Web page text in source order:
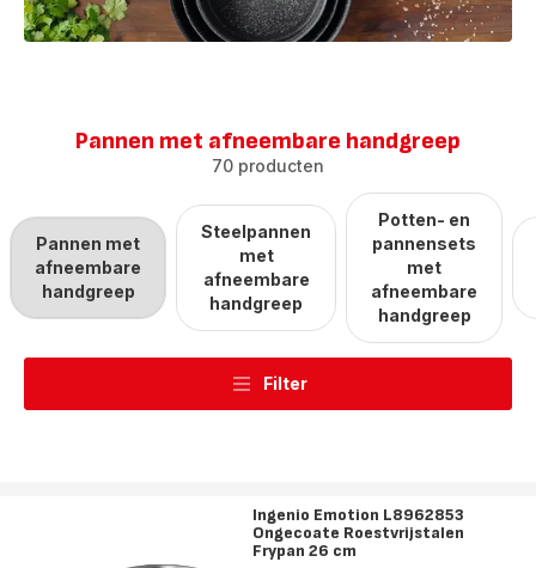
Pannen met afneembare handgreep
70 producten
Pannen met
afneembare
handgreep
Steelpannen
met
afneembare
handgreep
Potten- en
pannensets
met
afneembare
handgreep
Filter
Ingenio Emotion L8962853
Ongecoate Roestvrijstalen
Frypan 26 cm
Beoordeling